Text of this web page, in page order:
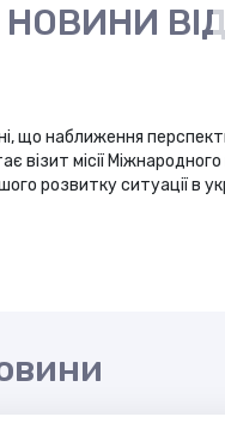
НОВИНИ
що наближення
візит місії
розвитку ситуації в